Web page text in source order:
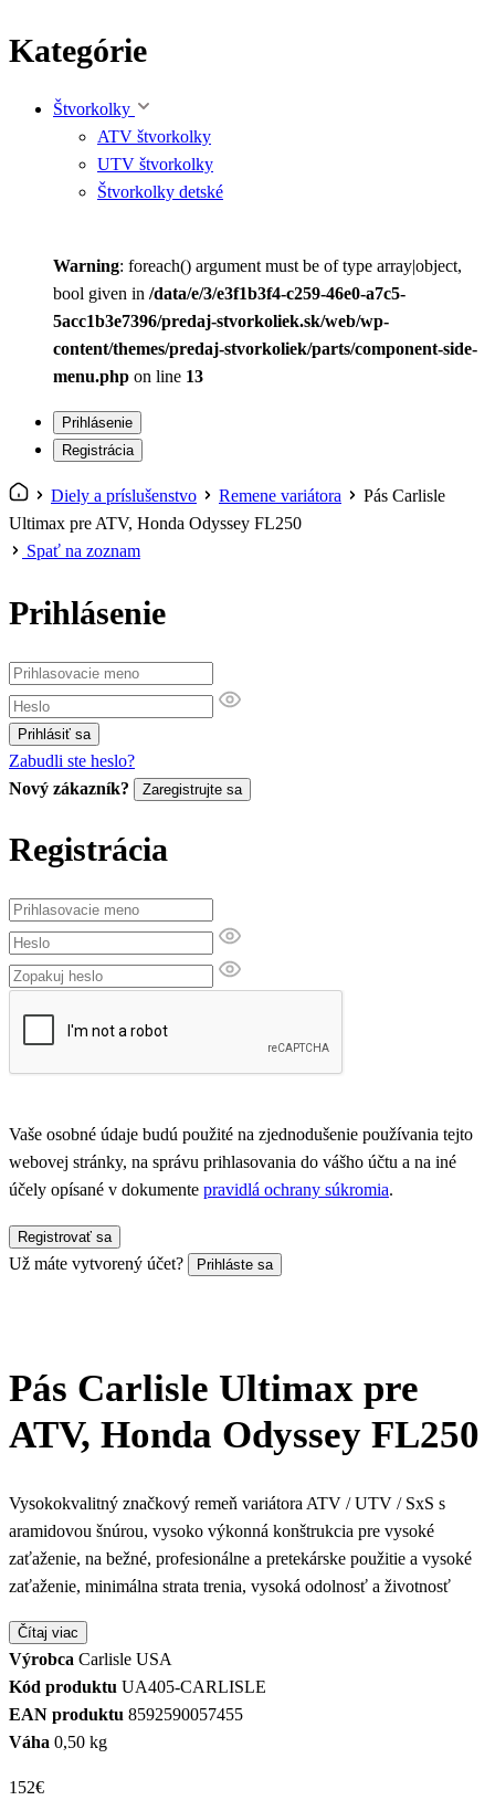
Kategórie
Štvorkolky
ATV štvorkolky
UTV štvorkolky
Štvorkolky detské
Warning: foreach() argument must be of type array|object,
bool given in /data/e/3/e3f1b3f4-c259-46e0-a7c5-
5acc1b3e7396/predaj-stvorkoliek.sk/web/wp-
content/themes/predaj-stvorkoliek/parts/component-side-
menu.php on line 13
Prihlásenie
Registrácia
Diely a príslušenstvo Remene variátora
Pás Carlisle
Ultimax pre ATV, Honda Odyssey FL250
Spať na zoznam
Prihlásenie
Prihlásiť sa
Zabudli ste heslo?
Nový zákazník?
Zaregistrujte sa
Registrácia
Vaše osobné údaje budú použité na zjednodušenie používania tejto
webovej stránky, na správu prihlasovania do vášho účtu a na iné
účely opísané v dokumente pravidlá ochrany súkromia.
Registrovať sa
Už máte vytvorený účet? Prihláste sa
Pás Carlisle Ultimax pre
ATV, Honda Odyssey FL250
Vysokokvalitný značkový remeň variátora ATV / UTV / SxS s
aramidovou šnúrou, vysoko výkonná konštrukcia pre vysoké
zaťaženie, na bežné, profesionálne a pretekárske použitie a vysoké
zaťaženie, minimálna strata trenia, vysoká odolnosť a životnosť
Čítaj viac
Výrobca Carlisle USA
Kód produktu UA405-CARLISLE
EAN produktu 8592590057455
Váha 0,50 kg
152€